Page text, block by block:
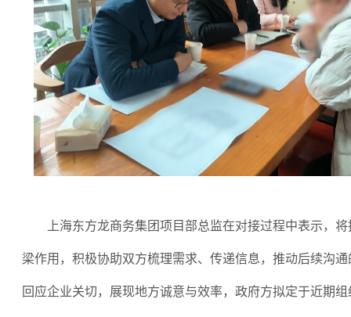
上海东方龙商务集团项目部总监在对接过程中表示，将
梁作用，积极协助双方梳理需求、传递信息，推动后续沟
回应企业关切，展现地方诚意与效率，政府方拟定于近期